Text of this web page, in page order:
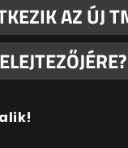
AZ ÚJ